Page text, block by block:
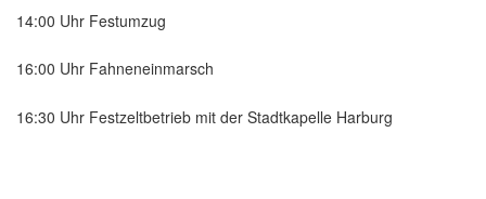
14:00 Uhr Festumzug
16:00 Uhr Fahneneinmarsch
16:30 Uhr Festzeltbetrieb mit der Stadtkapelle Harburg